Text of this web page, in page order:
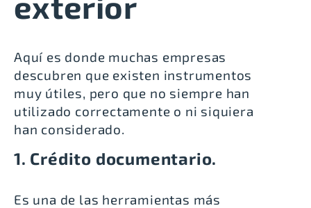
Aquí es donde muchas empresas
descubren que existen instrumentos
muy útiles, pero que no siempre han
utilizado correctamente o ni siquiera
han considerado.
1. Crédito documentario.
Es una de las herramientas más